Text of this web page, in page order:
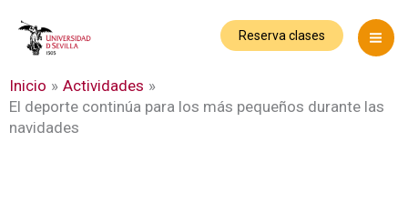
Reserva clases
Inicio
Actividades
El deporte continúa para los más pequeños durante las
navidades